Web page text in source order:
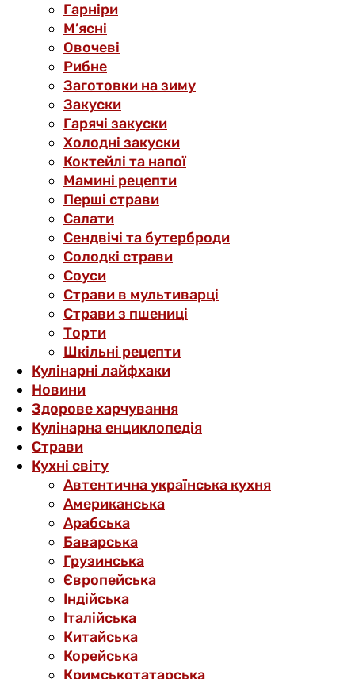
Гарніри
М’ясні
Овочеві
Рибне
Заготовки на зиму
Закуски
Гарячі закуски
Холодні закуски
Коктейлі та напої
Мамині рецепти
Перші страви
Салати
Сендвічі та бутерброди
Солодкі страви
Соуси
Страви в мультиварці
Страви з пшениці
Торти
Шкільні рецепти
Кулінарні лайфхаки
Новини
Здорове харчування
Кулінарна енциклопедія
Страви
Кухні світу
Автентична українська кухня
Американська
Арабська
Баварська
Грузинська
Європейська
Індійська
Італійська
Китайська
Корейська
Кримськотатарська